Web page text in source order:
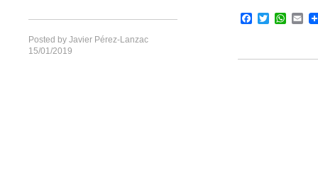
Posted by Javier Pérez-Lanzac
15/01/2019
Facebook
Twitter